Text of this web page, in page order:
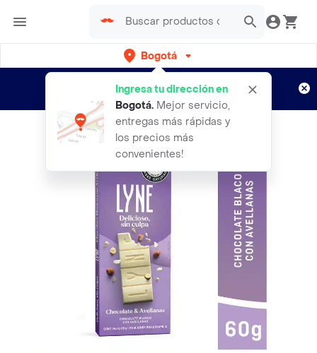
Bogotá
Ingresa tu dirección en
Bogotá. Mejor servicio,
entregas más rápidas y
los precios más
convenientes!
envíos gratis por semanas
Aplican TyC